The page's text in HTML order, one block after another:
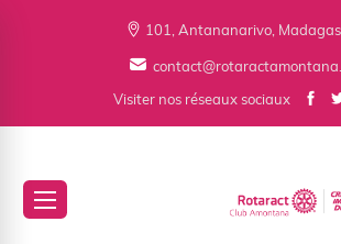
101, Antananarivo,
Visiter nos réseaux sociaux